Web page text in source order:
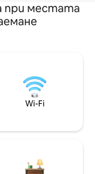
при местата
Wi-Fi